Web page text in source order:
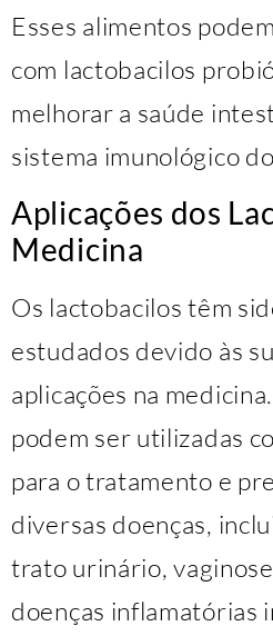
Esses alimentos
com lactobacilos
melhorar a saúde
sistema imunológico
Aplicações dos
Medicina
Os lactobacilos têm
estudados devido às
aplicações na
podem ser utilizadas
para o tratamento e
diversas doenças,
trato urinário,
doenças inflamatórias